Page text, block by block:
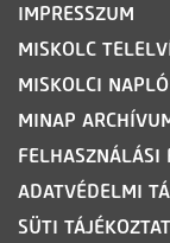
IMPRESSZUM
MISKOLC
MISKOLCI NAPLÓ
MINAP
FELHASZNÁLÁSI
ADATVÉDELMI
SÜTI